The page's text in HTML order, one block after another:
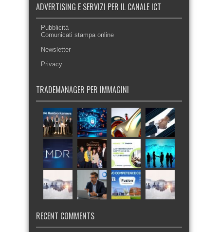
ADVERTISING E SERVIZI PER IL CANALE ICT
Pubblicità
Comunicati stampa online
Newsletter
Privacy
TRADEMANAGER PER IMMAGINI
RECENT COMMENTS